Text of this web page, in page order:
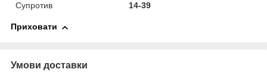
Супротив
14-39
Приховати
Умови доставки